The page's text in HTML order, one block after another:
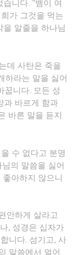
니다. “뱀이 여
가 그것을 먹는
알줄을 하나님
데 사탄은 죽을
하라는 말을 싫어
꿉니다. 모든 성
과 바르게 함과
바른 말을 듣지
수 없다고 분명
의 말씀을 싫어
아하지 않으니
안하게 살라고
, 성경은 십자가
니다. 섬기고, 사
말씀에서 멀어